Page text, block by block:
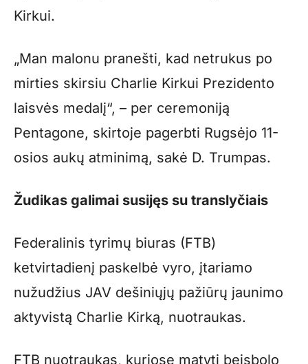
Kirkui.
„Man malonu pranešti, kad netrukus po
mirties skirsiu Charlie Kirkui Prezidento
laisvės medalį“, – per ceremoniją
Pentagone, skirtoje pagerbti Rugsėjo 11-
osios aukų atminimą, sakė D. Trumpas.
Žudikas galimai susijęs su translyčiais
Federalinis tyrimų biuras (FTB)
ketvirtadienį paskelbė vyro, įtariamo
nužudžius JAV dešiniųjų pažiūrų jaunimo
aktyvistą Charlie Kirką, nuotraukas.
FTB nuotraukas, kuriose matyti beisbolo